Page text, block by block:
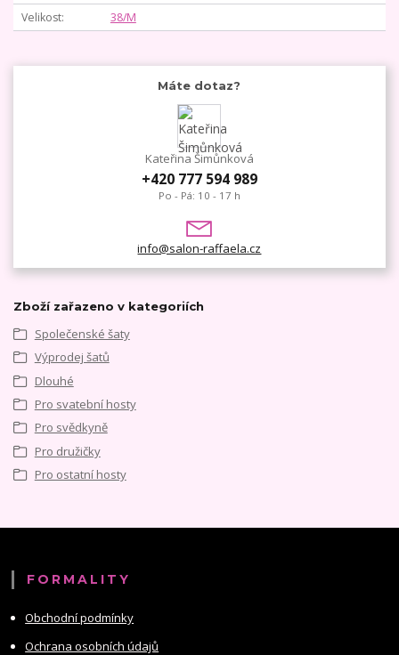
Velikost 38/M
Máte dotaz?
Kateřina Šimůnková
+420 777 594 989
Po - Pá: 10 - 17 h
info@salon-raffaela.cz
Zboží zařazeno v kategoriích
Společenské šaty
Výprodej šatů
Dlouhé
Pro svatební hosty
Pro svědkyně
Pro družičky
Pro ostatní hosty
FORMALITY
Obchodní podmínky
Ochrana osobních údajů